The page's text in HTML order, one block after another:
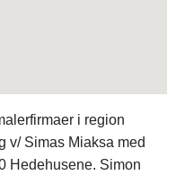
i region
v/ Simas Miaksa med
Hedehusene. Simon